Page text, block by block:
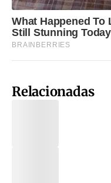
Relacionadas